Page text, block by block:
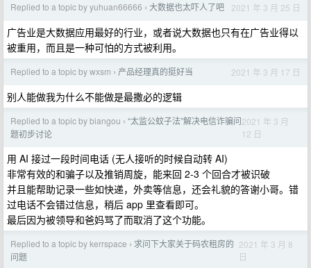
Replied to a topic by yuhuan66666 › 大数据也太吓人了吧 2021 年 3 月 25 日
广告业是大数据应用最好的行业，或者说大数据也只有在广告业得以
被重用，而且是一种可怕的方式被利用。
Replied to a topic by wxsm › 产品经理真的挺好当 2021 年 3 月 17 日
别人能做我为什么不能做是最撒必的逻辑
Replied to a topic by biangou › “太监公蚊子法”解决电信诈骗问
题初步讨论
2021 年 3 月
12 日
用 AI 接过一段时间电话 (无人接听的时候自动转 AI)
非常有效的和骗子以及推销周旋，能来回 2-3 个回合才被识破
并且能帮助记录一些如快递，外卖等信息，还会礼貌的答谢小哥。错
过电话不会错过信息，稍后 app 里查看即可。
最后因为被领导和爸妈骂了而取消了这个功能。
Replied to a topic by kerrspace › 求问下大家关于码农租房的
问题
2021 年 3 月 8
日